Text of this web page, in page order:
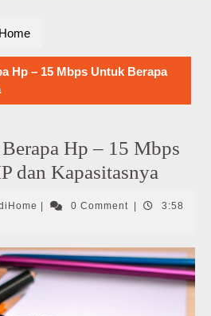
Hp – 15 Mbps Untuk Berapa
Hp – 15 Mbps
dan Kapasitasnya
IndiHome0 Comment
3:58